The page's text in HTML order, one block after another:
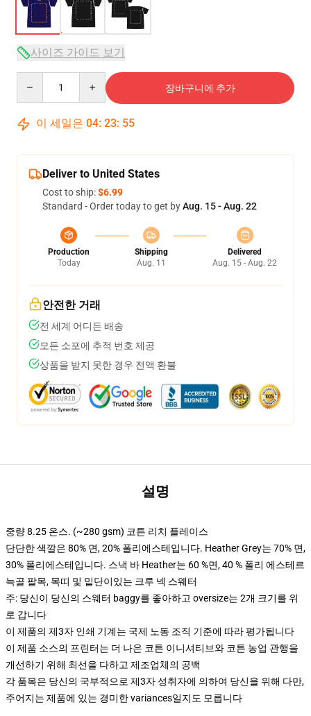
사이즈 가이드 보기
장바구니에 추가
이 세일은 04: 23: 54
Deliver to United States
Cost to ship:$6.99
Standard - Order today to get byAug. 15 - Aug. 22
Production
Today
Shipping
Aug. 11
Delivered
Aug. 15 - Aug. 22
안전한 거래
전 세계 어디든 배송
모든 소포에 추적 번호 제공
상품을 받지 못한 경우 전액 환불
설명
중량 8.25 온스. (~280 gsm) 코튼 리치 플레이스
단단한 색깔은 80% 면, 20% 폴리에스테입니다. Heather Grey는 70% 면,
30% 폴리에스테입니다. 스낵 바 Heather는 60 %면, 40 % 폴리 에스테르
늑골 팔목, 목띠 및 밑단이있는 크루 넥 스웨터
주: 당신이 당신의 스웨터 baggy를 좋아하고 oversize는 2개 크기를 위
로 갑니다
이 제품의 제3자 인쇄 기계는 국제 노동 조직 기준에 따라 평가됩니다
이 제품 소스의 프린터는 더 나은 코튼 이니셔티브와 코튼 농업 관행을
개선하기 위해 최선을 다하고 제조업체의 공백
각 품목은 당신의 국부적으로 제3자 성취자에 의하여 당신을 위해 다만,
주어지는 제품에 있는 경미한 variances일지도 모릅니다